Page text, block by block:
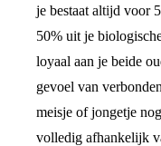
je bestaat altijd voor
50% uit je
loyaal aan je beide
gevoel van
meisje of jongetje
volledig afhankelijk